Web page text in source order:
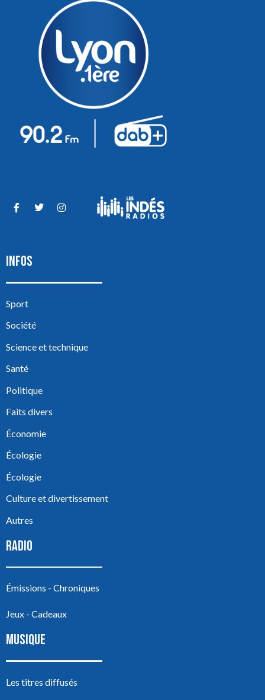
INFOS
Sport
Société
Science et technique
Santé
Politique
Faits divers
Économie
Écologie
Écologie
Culture et divertissement
Autres
RADIO
Émissions - Chroniques
Jeux - Cadeaux
MUSIQUE
Les titres diffusés